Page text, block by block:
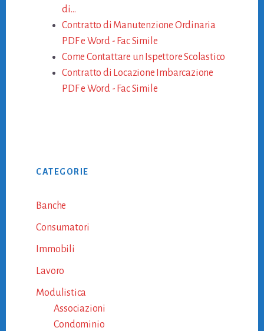
di…
Contratto di Manutenzione Ordinaria
PDF e Word - Fac Simile
Come Contattare un Ispettore Scolastico
Contratto di Locazione Imbarcazione
PDF e Word - Fac Simile
Sidebar
CATEGORIE
Banche
Consumatori
Immobili
Lavoro
Modulistica
Associazioni
Condominio